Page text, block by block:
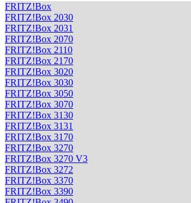
FRITZ!Box
FRITZ!Box 2030
FRITZ!Box 2031
FRITZ!Box 2070
FRITZ!Box 2110
FRITZ!Box 2170
FRITZ!Box 3020
FRITZ!Box 3030
FRITZ!Box 3050
FRITZ!Box 3070
FRITZ!Box 3130
FRITZ!Box 3131
FRITZ!Box 3170
FRITZ!Box 3270
FRITZ!Box 3270 V3
FRITZ!Box 3272
FRITZ!Box 3370
FRITZ!Box 3390